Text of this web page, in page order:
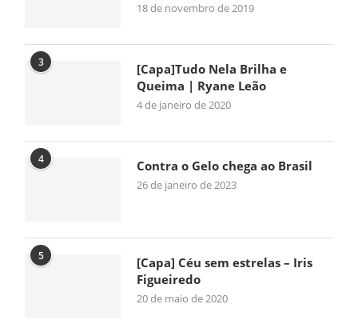
18 de novembro de 2019
3
[Capa]Tudo Nela Brilha e
Queima | Ryane Leão
4 de janeiro de 2020
4 Contra o Gelo chega ao Brasil
26 de janeiro de 2023
5
[Capa] Céu sem estrelas – Iris
Figueiredo
20 de maio de 2020